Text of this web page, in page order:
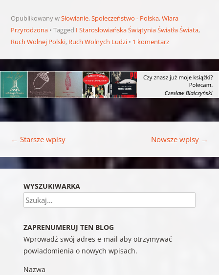
Opublikowany wSłowianie,Społeczeństwo - Polska,Wiara
Przyrodzona
Tagged I Starosłowiańska Świątynia Światła Świata,
Ruch Wolnej Polski, Ruch Wolnych Ludzi 1 komentarz
← Starsze wpisy Nowsze wpisy →
WYSZUKIWARKA
Szukaj
ZAPRENUMERUJ TEN BLOG
Wprowadź swój adres e-mail aby otrzymywać
powiadomienia o nowych wpisach.
Nazwa